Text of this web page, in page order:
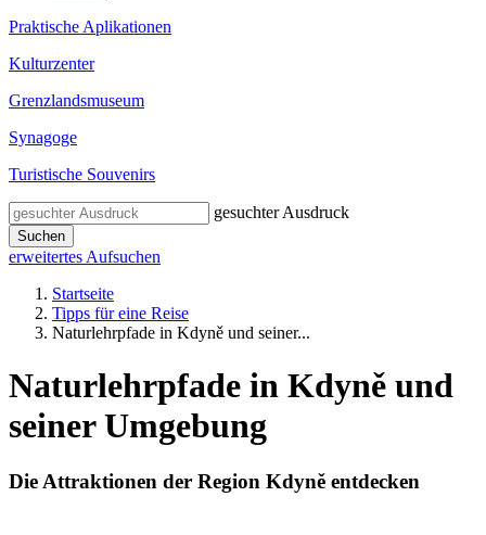
Praktische Aplikationen
Kulturzenter
Grenzlandsmuseum
Synagoge
Turistische Souvenirs
gesuchter Ausdruck
Suchen
erweitertes Aufsuchen
Startseite
Tipps für eine Reise
Naturlehrpfade in Kdyně und seiner...
Naturlehrpfade in Kdyně und
seiner Umgebung
Die Attraktionen der Region Kdyně entdecken